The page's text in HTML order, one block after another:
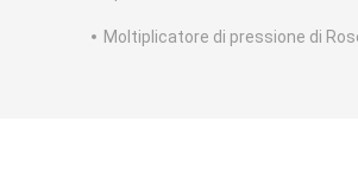
Moltiplicatore di pressione di